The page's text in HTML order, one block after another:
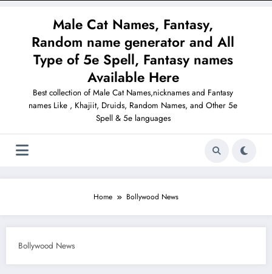
Male Cat Names, Fantasy,
Random name generator and All
Type of 5e Spell, Fantasy names
Available Here
Best collection of Male Cat Names,nicknames and Fantasy
names Like , Khajiit, Druids, Random Names, and Other 5e
Spell & 5e languages
Home Bollywood News
Bollywood News